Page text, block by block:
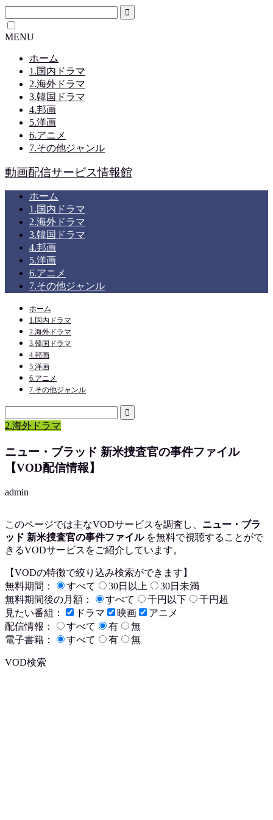
MENU
ホーム
1.国内ドラマ
2.海外ドラマ
3.韓国ドラマ
4.邦画
5.洋画
6.アニメ
7.その他ジャンル
動画配信サービス情報館
ホーム
1.国内ドラマ
2.海外ドラマ
3.韓国ドラマ
4.邦画
5.洋画
6.アニメ
7.その他ジャンル
ホーム
1.国内ドラマ
2.海外ドラマ
3.韓国ドラマ
4.邦画
5.洋画
6.アニメ
7.その他ジャンル
2.海外ドラマ
ニュー・ブラッド 新米捜査官の事件ファイル
【VOD配信情報】
admin
このページでは主なVODサービスを調査し、 ニュー・ブラ
ッド 新米捜査官の事件ファイルを無料で視聴することがで
きるVODサービスをご紹介しています。
【VODの特徴で絞り込み検索ができます】
無料期間：
すべて 30日以上
30日未満
無料期間後の月額：
すべて 千円以下
千円超
見たい番組：
ドラマ 映画
アニメ
配信情報：
すべて 有
無
電子書籍：
すべて 有 無
VOD検索